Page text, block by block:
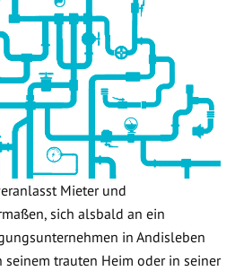
Mieter und
sich alsbald an ein
in Andisleben
seinem trauten Heim oder in seiner